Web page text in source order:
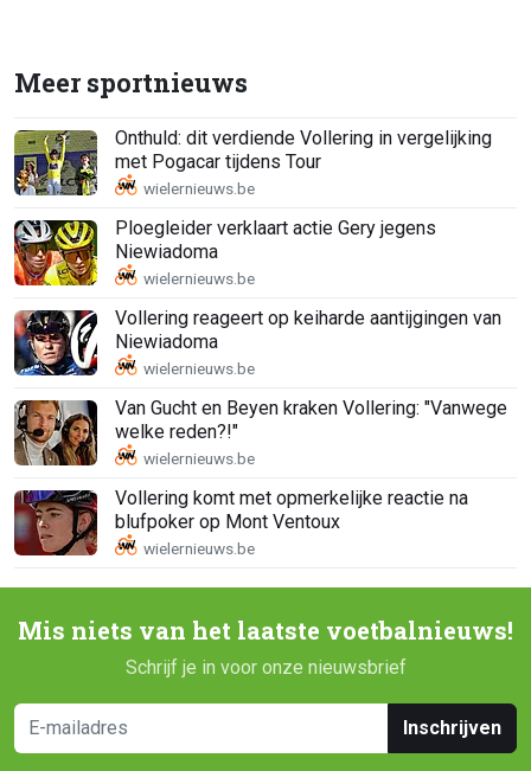
Meer sportnieuws
Onthuld: dit verdiende Vollering in vergelijking
met Pogacar tijdens Tour
Ploegleider verklaart actie Gery jegens
Niewiadoma
Vollering reageert op keiharde aantijgingen van
Niewiadoma
Van Gucht en Beyen kraken Vollering: "Vanwege
welke reden?!"
Vollering komt met opmerkelijke reactie na
blufpoker op Mont Ventoux
Mis niets van het laatste voetbalnieuws!
Schrijf je in voor onze nieuwsbrief
Inschrijven